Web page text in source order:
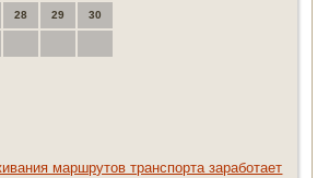
28 29 30
маршрутов транспорта заработает